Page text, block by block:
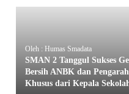
Oleh : Humas Smadata
SMAN 2 Tanggul Sukses
Bersih ANBK dan
Khusus dari Kepala